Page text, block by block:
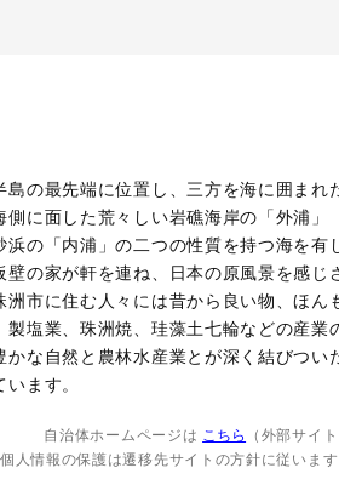
の最先端に位置し、三方を海に囲まれ
に面した荒々しい岩礁海岸の「外浦」
の「内浦」の二つの性質を持つ海を有
の家が軒を連ね、日本の原風景を感じ
市に住む人々には昔から良い物、ほん
塩業、珠洲焼、珪藻土七輪などの産業
な自然と農林水産業とが深く結びつい
ます。
自治体ホームページは こちら
（外部サイト
個人情報の保護は遷移先サイトの方針に従います